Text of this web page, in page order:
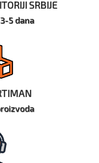
SRBIJE
5 dana